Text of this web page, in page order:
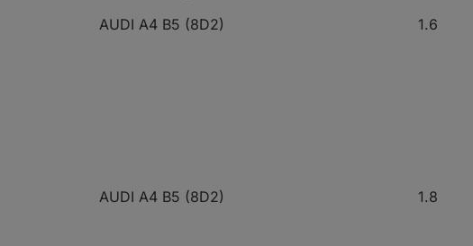
AUDI A4 B5 (8D2)
1.6
AUDI A4 B5 (8D2) 1.8